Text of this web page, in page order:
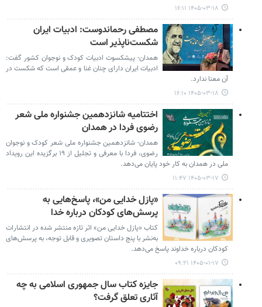
۱۴۰۵-۰۳-۱۸ ۱۶:۱۱
مصطفی رحماندوست: ادبیات ایران
شکست‌ناپذیر است
همدان- پیشکسوت ادبیات کودک و نوجوان کشور گفت:
ادبیات ایران دارای چنان غنا و عمقی است که شکست در
آن معنا ندارد.
۱۴۰۵-۰۳-۱۸ ۱۶:۱۰
اختتامیه شانزدهمین جشنواره ملی شعر
رضوی فردا در همدان
همدان- شانزدهمین جشنواره ملی شعر کودک و نوجوان
رضوی، فردا با معرفی و تجلیل از ۱۹ برگزیده این رویداد
ملی در همدان به کار خود پایان می‌دهد.
۱۴۰۵-۰۳-۱۷ ۱۱:۴۷
«پازل خدایی من»، پاسخ‌هایی به
پرسش‌های کودکان درباره خدا
کتاب «پازل خدایی من» اثر تازه منتشر شده در انتشارات
به‌نشر با پنج داستان تصویری و قابل توجه، به پرسش‌های
کودکان درباره خداوند پاسخ می‌دهد.
۱۴۰۵-۰۱-۱۷ ۰۹:۲۱
جایزه کتاب سال جمهوری اسلامی به چه
آثاری تعلق گرفت؟